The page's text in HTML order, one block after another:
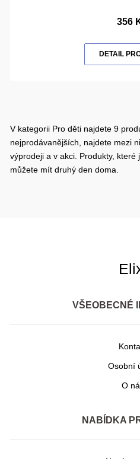
356
DETAIL
V kategorii Pro děti najdete 9
nejprodávanějších, najdete mezi
výprodeji a v akci. Produkty, které
můžete mít druhý den doma.
VŠEOBECNÉ
Osobní
O
NABÍDKA